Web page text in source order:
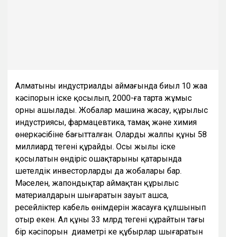
Алматының индустриалды аймағында биыл 10 жаңа
кәсіпорын іске қосылып, 2000-ға тарта жұмыс
орны ашылады. Жобалар машина жасау, құрылыс
индустриясы, фармацевтика, тамақ және химия
өнеркәсібіне бағытталған. Олардың жалпы құны 58
миллиард теңгені құрайды. Осы жылы іске
қосылатын өндіріс ошақтарының қатарында
шетелдік инвесторлардың да жобалары бар.
Мәселен, жапондықтар аймақтан құрылыс
материалдарын шығаратын зауыт ашса,
ресейліктер кабель өнімдерін жасауға құлшынып
отыр екен. Ал құны 33 млрд теңгені құрайтын тағы
бір кәсіпорын диаметрі кең құбырлар шығаратын